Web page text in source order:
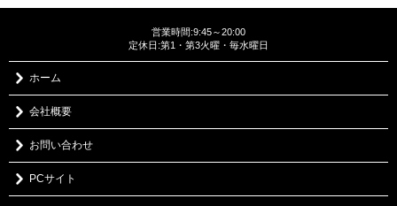
営業時間:9:45～20:00
定休日:第1・第3火曜・毎水曜日
ホーム
会社概要
お問い合わせ
PCサイト